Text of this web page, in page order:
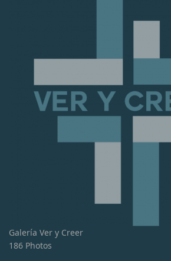
Galería Ver y Creer
186 Photos